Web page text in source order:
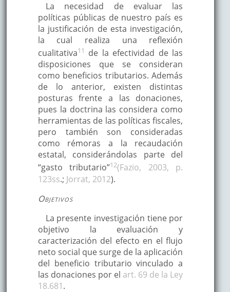
La necesidad de evaluar las
políticas públicas de nuestro país es
la justificación de esta investigación,
la cual realiza una reflexión
cualitativa11 de la efectividad de las
disposiciones que se consideran
como beneficios tributarios. Además
de lo anterior, existen distintas
posturas frente a las donaciones,
pues la doctrina las considera como
herramientas de las políticas fiscales,
pero también son consideradas
como rémoras a la recaudación
estatal, considerándolas parte del
“gasto tributario”12(Fazio, 2003, p.
123ss.; Jorrat, 2012).
Objetivos
La presente investigación tiene por
objetivo la evaluación y
caracterización del efecto en el flujo
neto social que surge de la aplicación
del beneficio tributario vinculado a
las donaciones por el art. 69 de la Ley
18.681.